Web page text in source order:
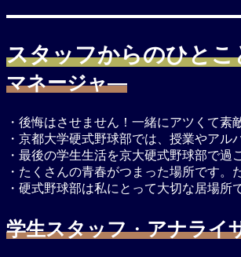
スタッフからのひとこ
マネージャ―
・後悔はさせません！一緒にアツくて
・京都大学硬式野球部では、授業やア
・最後の学生生活を京大硬式野球部で過
・たくさんの青春がつまった場所です
・硬式野球部は私にとって大切な居場
学生スタッフ・アナライ